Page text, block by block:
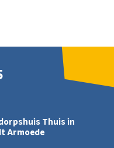
Thuis in
Armoede